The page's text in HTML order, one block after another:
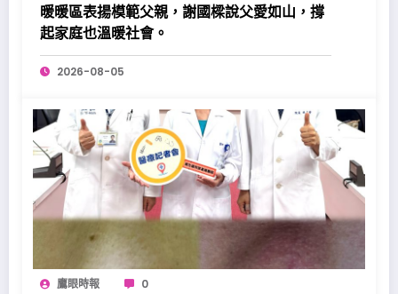
暖暖區表揚模範父親，謝國樑說父愛如山，撐
起家庭也溫暖社會。
2026-08-05
鷹眼時報 0